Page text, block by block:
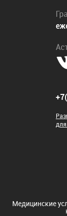
Медицинские